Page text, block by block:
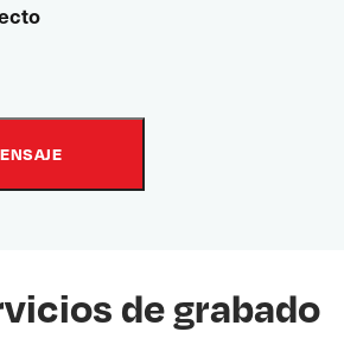
de grabado